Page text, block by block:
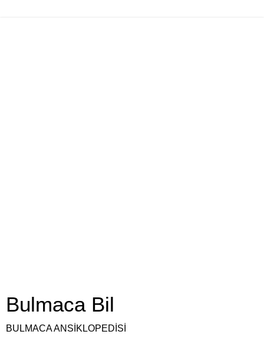
Bulmaca Bil
BULMACA ANSİKLOPEDİSİ